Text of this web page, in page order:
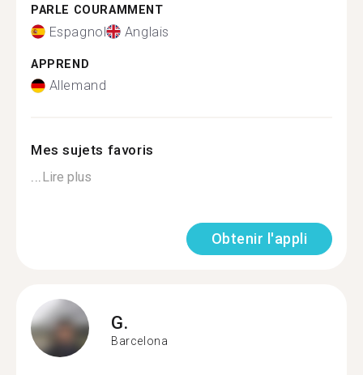
PARLE COURAMMENT
Espagnol Anglais
APPREND
Allemand
Mes sujets favoris
...Lire plus
Obtenir l'appli
G.
Barcelona